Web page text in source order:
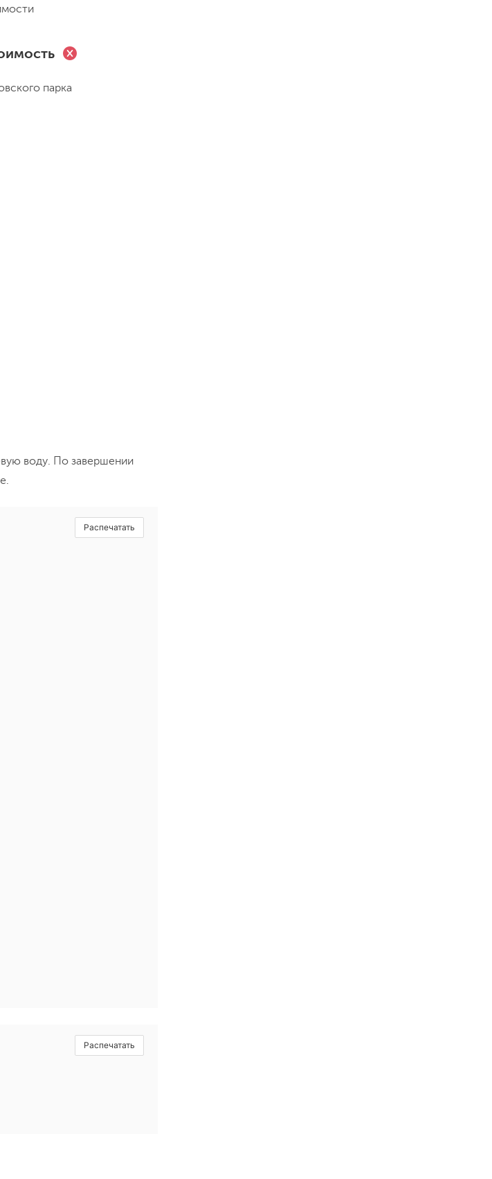
нашего квеста,
мы комфортно
тент и вместе
останется в наших
парка
воду. По завершении
Распечатать
Распечатать